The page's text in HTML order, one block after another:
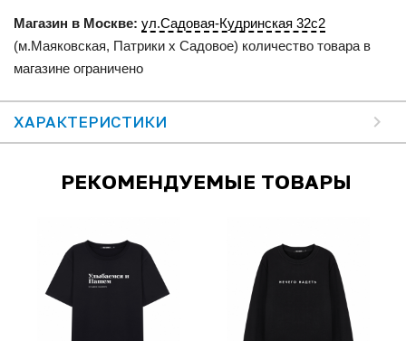
Магазин в Москве: ул.Садовая-Кудринская 32с2
(м.Маяковская, Патрики x Садовое) количество товара в
магазине ограничено
ХАРАКТЕРИСТИКИ
РЕКОМЕНДУЕМЫЕ ТОВАРЫ